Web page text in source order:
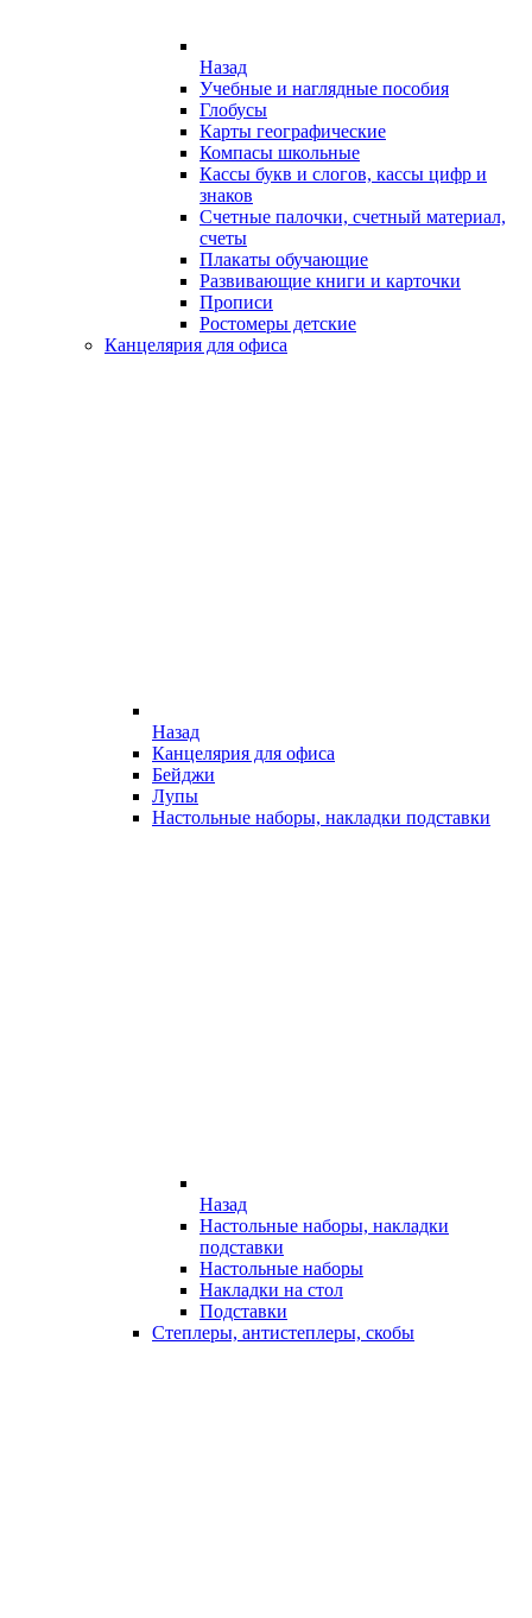
Назад
Учебные и наглядные пособия
Глобусы
Карты географические
Компасы школьные
Кассы букв и слогов, кассы цифр и
знаков
Счетные палочки, счетный материал,
счеты
Плакаты обучающие
Развивающие книги и карточки
Прописи
Ростомеры детские
Канцелярия для офиса
Назад
Канцелярия для офиса
Бейджи
Лупы
Настольные наборы, накладки подставки
Назад
Настольные наборы, накладки
подставки
Настольные наборы
Накладки на стол
Подставки
Степлеры, антистеплеры, скобы